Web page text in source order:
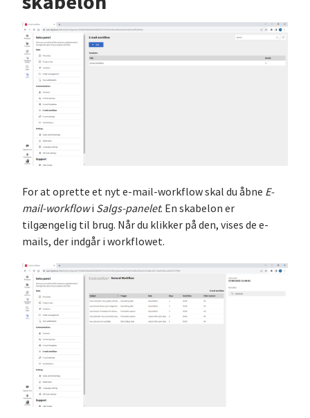
For at oprette et nyt e-mail-workflow skal du åbne E-
mail-workflowi Salgs-panelet. En skabelon er
tilgængelig til brug. Når du klikker på den, vises de e-
mails, der indgår i workflowet.